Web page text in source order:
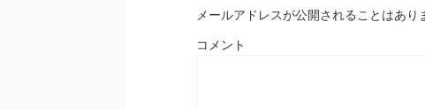
メールアドレスが公開されることはあり
コメント